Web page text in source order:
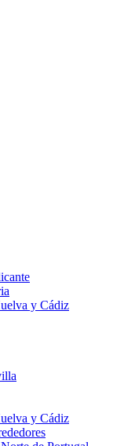
y Cádiz
y Cádiz